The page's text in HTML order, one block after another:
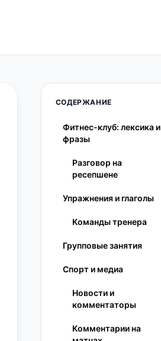
СОДЕРЖАНИЕ
Фитнес-клуб: лексика и
фразы
Разговор на
ресепшене
Упражнения и глаголы
Команды тренера
Групповые занятия
Спорт и медиа
Новости и
комментаторы
Комментарии на